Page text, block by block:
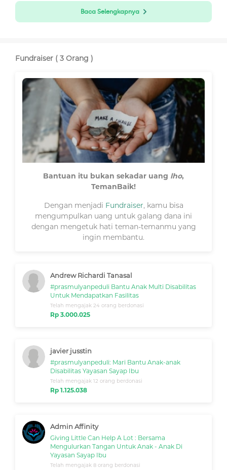
Baca Selengkapnya
Fundraiser ( 3 Orang )
Bantuan itu bukan sekadar uang lho,
TemanBaik!
Dengan menjadi Fundraiser, kamu bisa
mengumpulkan uang untuk galang dana ini
dengan mengetuk hati teman-temanmu yang
ingin membantu.
Andrew Richardi Tanasal
#prasmulyanpeduli Bantu Anak Multi Disabilitas
Untuk Mendapatkan Fasilitas
Telah mengajak 24 orang berdonasi
Rp 3.000.025
javier jusstin
#prasmulyanpeduli: Mari Bantu Anak-anak
Disabilitas Yayasan Sayap Ibu
Telah mengajak 12 orang berdonasi
Rp 1.125.038
Admin Affinity
Giving Little Can Help A Lot : Bersama
Mengulurkan Tangan Untuk Anak - Anak Di
Yayasan Sayap Ibu
Telah mengajak 8 orang berdonasi